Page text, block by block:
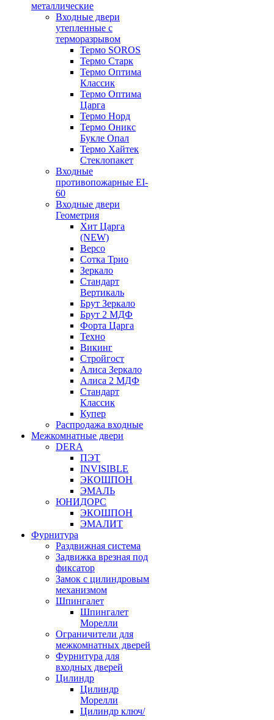
металлические
Входные двери
утепленные с
терморазрывом
Термо SOROS
Термо Старк
Термо Оптима
Классик
Термо Оптима
Царга
Термо Норд
Термо Оникс
Букле Опал
Термо Хайтек
Стеклопакет
Входные
противопожарные EI-
60
Входные двери
Геометрия
Хит Царга
(NEW)
Версо
Сотка Трио
Зеркало
Стандарт
Вертикаль
Брут Зеркало
Брут 2 МДФ
Форта Царга
Техно
Викинг
Стройгост
Алиса Зеркало
Алиса 2 МДФ
Стандарт
Классик
Купер
Распродажа входные
Межкомнатные двери
DERA
ПЭТ
INVISIBLE
ЭКОШПОН
ЭМАЛЬ
ЮНИДОРС
ЭКОШПОН
ЭМАЛИТ
Фурнитура
Раздвижная система
Задвижка врезная под
фиксатор
Замок с цилиндровым
механизмом
Шпингалет
Шпингалет
Морелли
Ограничители для
межкомнатных дверей
Фурнитура для
входных дверей
Цилиндр
Цилиндр
Морелли
Цилиндр ключ/